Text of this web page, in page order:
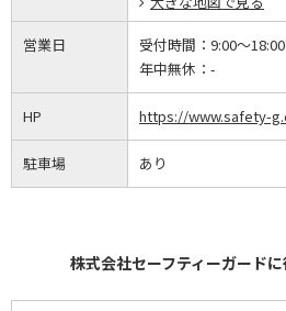
営業日 受付時間： 9:00～18:00
年中無休： -
HP https://www.safety-
駐車場 あり
株式会社セーフティーガード